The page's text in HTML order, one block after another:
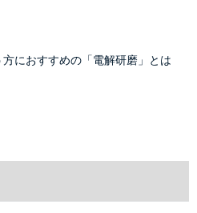
におすすめの「電解研磨」とは